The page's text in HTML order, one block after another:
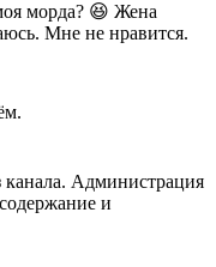
морда? 😆 Жена
Мне не нравится.
канала. Администрация
и